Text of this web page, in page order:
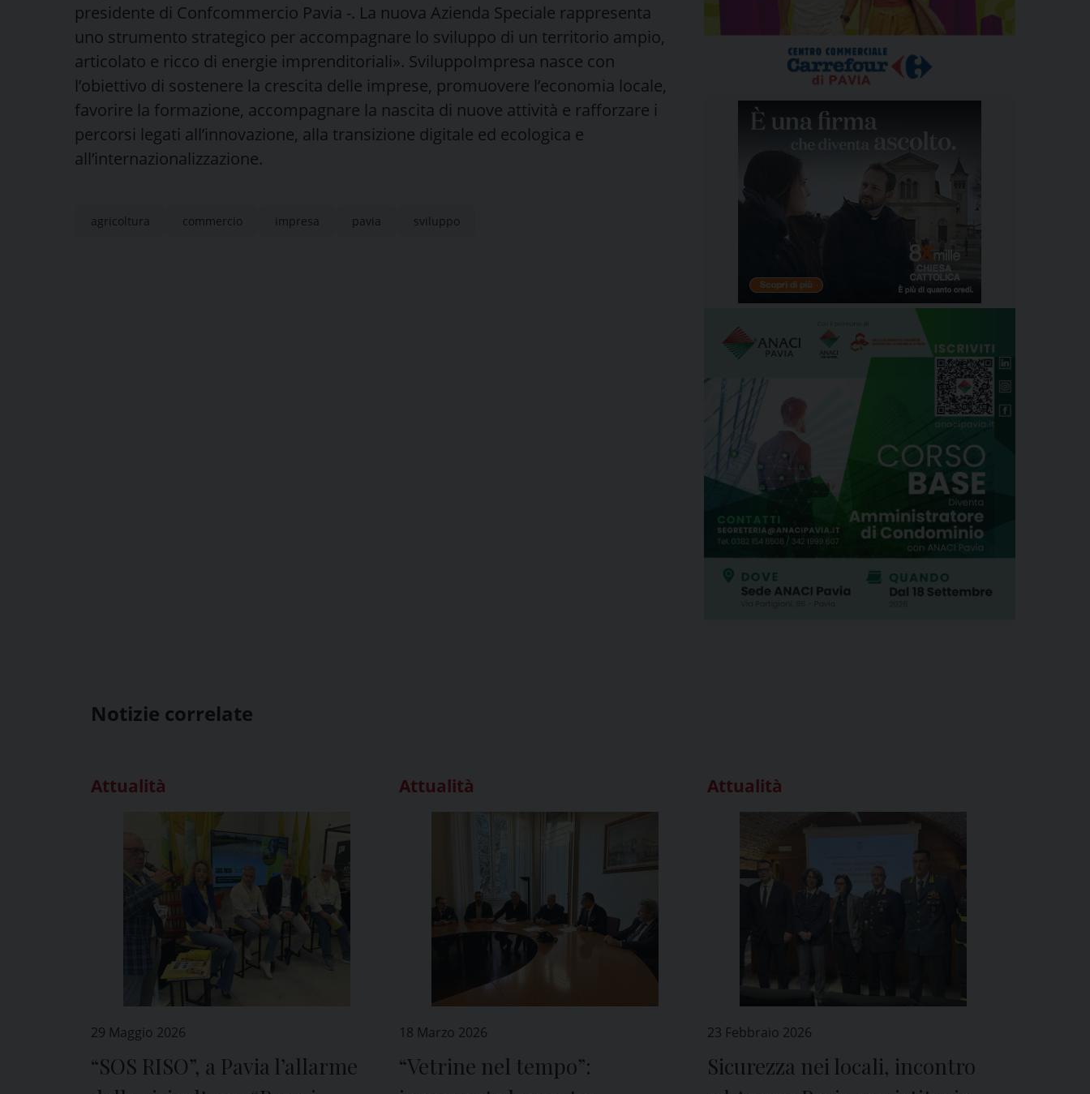
presidente di Confcommercio Pavia -. La nuova Azienda Speciale rappresenta
uno strumento strategico per accompagnare lo sviluppo di un territorio ampio,
articolato e ricco di energie imprenditoriali». SviluppoImpresa nasce con
l’obiettivo di sostenere la crescita delle imprese, promuovere l’economia locale,
favorire la formazione, accompagnare la nascita di nuove attività e rafforzare i
percorsi legati all’innovazione, alla transizione digitale ed ecologica e
all’internazionalizzazione.
agricoltura commercio impresa pavia sviluppo
Notizie correlate
Attualità
29 Maggio 2026
“SOS RISO”, a Pavia l’allarme
Attualità
18 Marzo 2026
“Vetrine nel tempo”:
Attualità
23 Febbraio 2026
Sicurezza nei locali, incontro